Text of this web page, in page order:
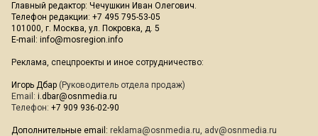
Главный редактор: Чечушкин Иван Олегович.
Телефон редакции: +7 495 795-53-05
101000, г. Москва, ул. Покровка, д. 5
E-mail: info@mosregion.info
Реклама, спецпроекты и иное сотрудничество:
Игорь Дбар (Руководитель отдела продаж)
Email: i.dbar@osnmedia.ru
Телефон: +7 909 936-02-90
Дополнительные email: reklama@osnmedia.ru, adv@osnmedia.ru